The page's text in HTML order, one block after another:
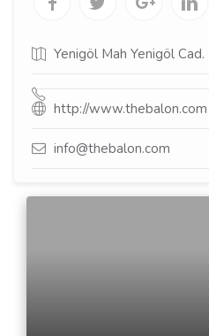
Yenigöl Mah Yenigöl
http://www.thebalon.com
info@thebalon.com